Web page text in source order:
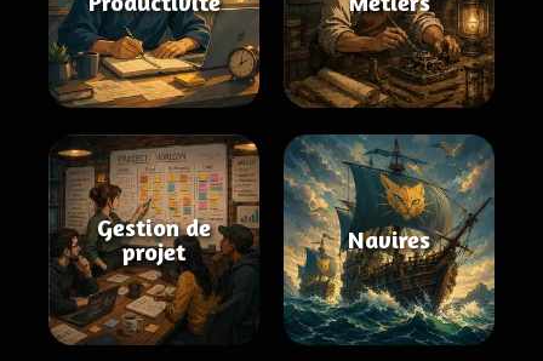
Gestion de
projet
Navires